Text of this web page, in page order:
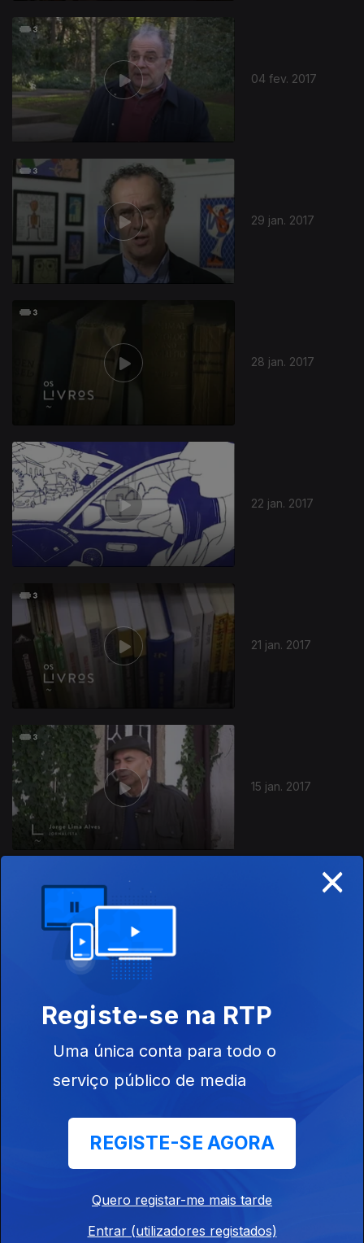
04 fev. 2017
29 jan. 2017
28 jan. 2017
22 jan. 2017
21 jan. 2017
15 jan. 2017
07 jan. 2017
×
Registe-se na RTP
Uma única conta para todo o
serviço público de media
REGISTE-SE AGORA
Quero registar-me mais tarde
Entrar (utilizadores registados)